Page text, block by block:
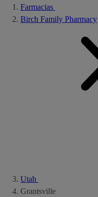
Farmacias
Birch Family Pharmacy
Utah
Grantsville